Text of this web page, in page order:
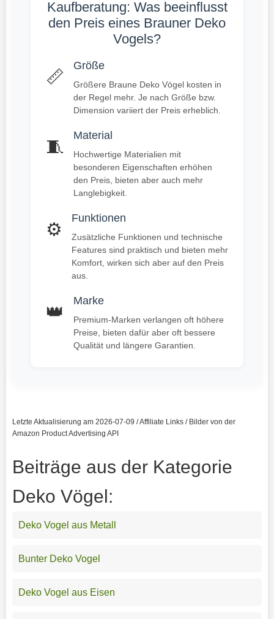
Kaufberatung: Was beeinflusst
den Preis eines Brauner Deko
Vogels?
📏
Größe
Größere Braune Deko Vögel kosten in
der Regel mehr. Je nach Größe bzw.
Dimension variiert der Preis erheblich.
🧵
Material
Hochwertige Materialien mit
besonderen Eigenschaften erhöhen
den Preis, bieten aber auch mehr
Langlebigkeit.
⚙️
Funktionen
Zusätzliche Funktionen und technische
Features sind praktisch und bieten mehr
Komfort, wirken sich aber auf den Preis
aus.
👑
Marke
Premium-Marken verlangen oft höhere
Preise, bieten dafür aber oft bessere
Qualität und längere Garantien.
Letzte Aktualisierung am 2026-07-09 / Affiliate Links / Bilder von der
Amazon Product Advertising API
Beiträge aus der Kategorie
Deko Vögel:
Deko Vogel aus Metall
Bunter Deko Vogel
Deko Vogel aus Eisen